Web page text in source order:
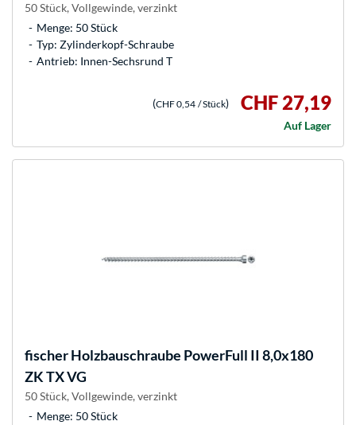
50 Stück, Vollgewinde, verzinkt
Menge: 50 Stück
Typ: Zylinderkopf-Schraube
Antrieb: Innen-Sechsrund T
(CHF 0,54 / Stück) CHF 27,19
Auf Lager
fischerHolzbauschraube PowerFull II 8,0x180
ZK TX VG
50 Stück, Vollgewinde, verzinkt
Menge: 50 Stück